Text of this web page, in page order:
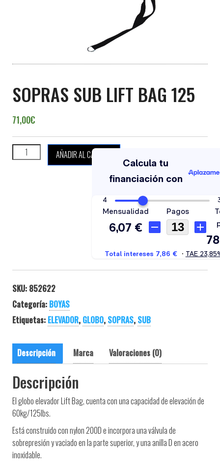
SOPRAS SUB LIFT BAG 125
71,00€
SOPRAS SUB LIFT BAG 125 cantidad
AÑADIR AL CARRITO
SKU: 852622
Categoría: BOYAS
Etiquetas: ELEVADOR, GLOBO, SOPRAS, SUB
Descripción Marca Valoraciones (0)
Descripción
El globo elevador Lift Bag, cuenta con una capacidad de elevación de
60kg/125lbs.
Está construido con nylon 200D e incorpora una válvula de
sobrepresión y vaciado en la parte superior, y una anilla D en acero
inoxidable.